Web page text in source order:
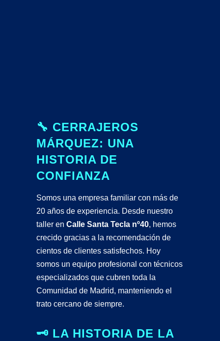
🔧 CERRAJEROS
MÁRQUEZ: UNA
HISTORIA DE
CONFIANZA
Somos una empresa familiar con más de
20 años de experiencia. Desde nuestro
taller en Calle Santa Tecla nº40, hemos
crecido gracias a la recomendación de
cientos de clientes satisfechos. Hoy
somos un equipo profesional con técnicos
especializados que cubren toda la
Comunidad de Madrid, manteniendo el
trato cercano de siempre.
🗝️ LA HISTORIA DE LA